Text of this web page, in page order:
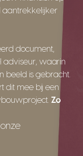
document,
adviseur, waarin
beeld is gebracht.
dit mee bij een
Zo